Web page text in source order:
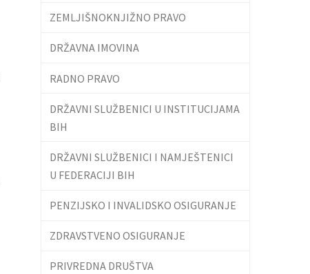
ZEMLJIŠNOKNJIŽNO PRAVO
DRŽAVNA IMOVINA
RADNO PRAVO
DRŽAVNI SLUŽBENICI U INSTITUCIJAMA
BIH
DRŽAVNI SLUŽBENICI I NAMJEŠTENICI
U FEDERACIJI BIH
PENZIJSKO I INVALIDSKO OSIGURANJE
ZDRAVSTVENO OSIGURANJE
PRIVREDNA DRUŠTVA